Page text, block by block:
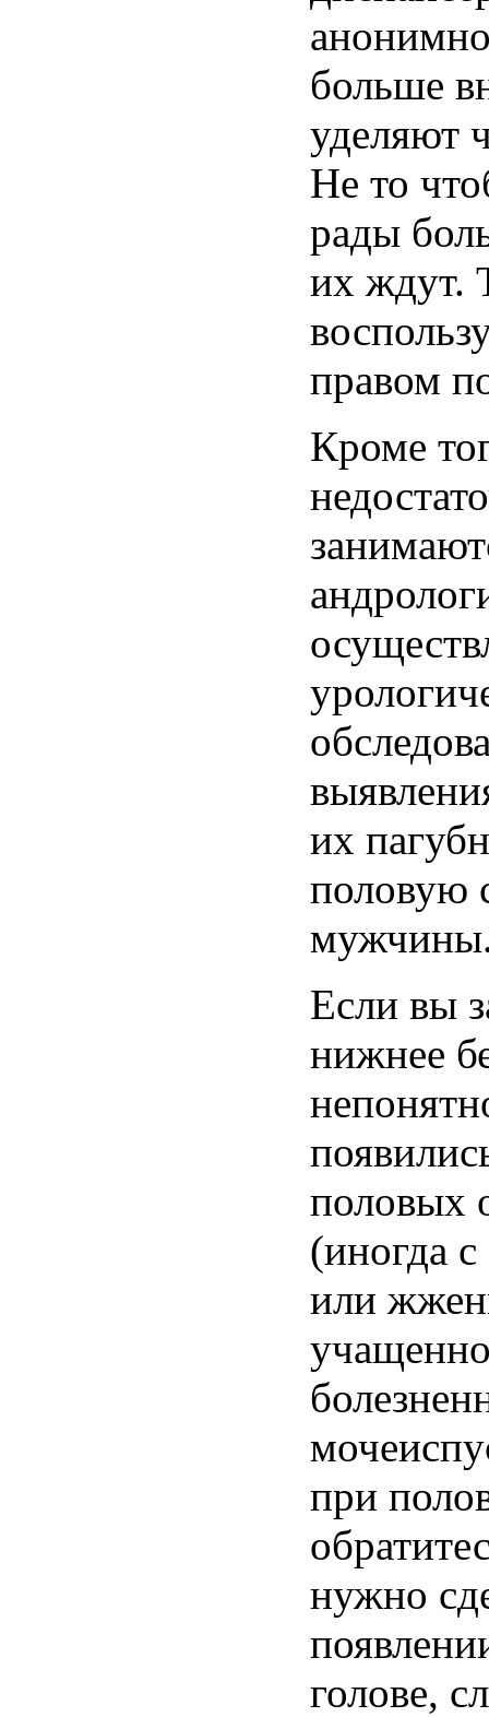
больше
уделяют
Не то
рады
их ждут.
правом
Кроме
их
половую
Если вы
нижнее
половых
(иногда
или
при
нужно
голове,